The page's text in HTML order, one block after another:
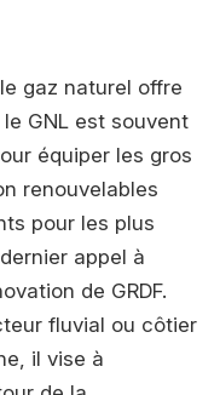
gaz naturel offre
GNL est souvent
équiper les gros
renouvelables
pour les plus
appel à
de GRDF.
fluvial ou côtier
il vise à